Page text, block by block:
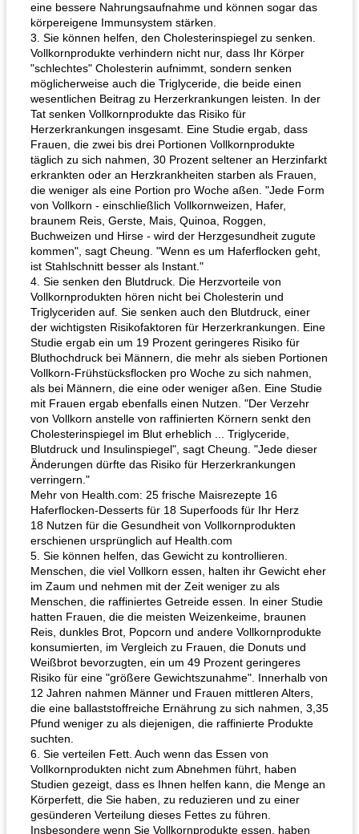
eine bessere Nahrungsaufnahme und können sogar das
körpereigene Immunsystem stärken.
3. Sie können helfen, den Cholesterinspiegel zu senken.
Vollkornprodukte verhindern nicht nur, dass Ihr Körper
"schlechtes" Cholesterin aufnimmt, sondern senken
möglicherweise auch die Triglyceride, die beide einen
wesentlichen Beitrag zu Herzerkrankungen leisten. In der
Tat senken Vollkornprodukte das Risiko für
Herzerkrankungen insgesamt. Eine Studie ergab, dass
Frauen, die zwei bis drei Portionen Vollkornprodukte
täglich zu sich nahmen, 30 Prozent seltener an Herzinfarkt
erkrankten oder an Herzkrankheiten starben als Frauen,
die weniger als eine Portion pro Woche aßen. "Jede Form
von Vollkorn - einschließlich Vollkornweizen, Hafer,
braunem Reis, Gerste, Mais, Quinoa, Roggen,
Buchweizen und Hirse - wird der Herzgesundheit zugute
kommen", sagt Cheung. "Wenn es um Haferflocken geht,
ist Stahlschnitt besser als Instant."
4. Sie senken den Blutdruck. Die Herzvorteile von
Vollkornprodukten hören nicht bei Cholesterin und
Triglyceriden auf. Sie senken auch den Blutdruck, einer
der wichtigsten Risikofaktoren für Herzerkrankungen. Eine
Studie ergab ein um 19 Prozent geringeres Risiko für
Bluthochdruck bei Männern, die mehr als sieben Portionen
Vollkorn-Frühstücksflocken pro Woche zu sich nahmen,
als bei Männern, die eine oder weniger aßen. Eine Studie
mit Frauen ergab ebenfalls einen Nutzen. "Der Verzehr
von Vollkorn anstelle von raffinierten Körnern senkt den
Cholesterinspiegel im Blut erheblich ... Triglyceride,
Blutdruck und Insulinspiegel", sagt Cheung. "Jede dieser
Änderungen dürfte das Risiko für Herzerkrankungen
verringern."
Mehr von Health.com: 25 frische Maisrezepte 16
Haferflocken-Desserts für 18 Superfoods für Ihr Herz
18 Nutzen für die Gesundheit von Vollkornprodukten
erschienen ursprünglich auf Health.com
5. Sie können helfen, das Gewicht zu kontrollieren.
Menschen, die viel Vollkorn essen, halten ihr Gewicht eher
im Zaum und nehmen mit der Zeit weniger zu als
Menschen, die raffiniertes Getreide essen. In einer Studie
hatten Frauen, die die meisten Weizenkeime, braunen
Reis, dunkles Brot, Popcorn und andere Vollkornprodukte
konsumierten, im Vergleich zu Frauen, die Donuts und
Weißbrot bevorzugten, ein um 49 Prozent geringeres
Risiko für eine "größere Gewichtszunahme". Innerhalb von
12 Jahren nahmen Männer und Frauen mittleren Alters,
die eine ballaststoffreiche Ernährung zu sich nahmen, 3,35
Pfund weniger zu als diejenigen, die raffinierte Produkte
suchten.
6. Sie verteilen Fett. Auch wenn das Essen von
Vollkornprodukten nicht zum Abnehmen führt, haben
Studien gezeigt, dass es Ihnen helfen kann, die Menge an
Körperfett, die Sie haben, zu reduzieren und zu einer
gesünderen Verteilung dieses Fettes zu führen.
Insbesondere wenn Sie Vollkornprodukte essen, haben